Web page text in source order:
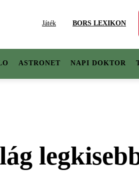
Játék BORS LEXIKON
ASTRONET NAPI DOKTOR